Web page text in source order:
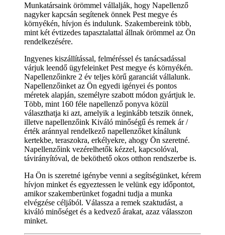
Munkatársaink örömmel vállalják, hogy Napellenző
nagyker kapcsán segítenek önnek Pest megye és
környékén, hívjon és indulunk. Szakembereink több,
mint két évtizedes tapasztalattal állnak örömmel az Ön
rendelkezésére.
Ingyenes kiszállítással, felméréssel és tanácsadással
várjuk leendő ügyfeleinket Pest megye és környékén.
Napellenzőinkre 2 év teljes körű garanciát vállalunk.
Napellenzőinket az Ön egyedi igényei és pontos
méretek alapján, személyre szabott módon gyártjuk le.
Több, mint 160 féle napellenző ponyva közül
választhatja ki azt, amelyik a leginkább tetszik önnek,
illetve napellenzőink Kiváló minőségű és remek ár /
érték aránnyal rendelkező napellenzőket kínálunk
kertekbe, teraszokra, erkélyekre, ahogy Ön szeretné.
Napellenzőink vezérelhetők kézzel, kapcsolóval,
távirányítóval, de beköthető okos otthon rendszerbe is.
Ha Ön is szeretné igénybe venni a segítségünket, kérem
hívjon minket és egyeztessen le velünk egy időpontot,
amikor szakemberünket fogadni tudja a munka
elvégzése céljából. Válassza a remek szaktudást, a
kiváló minőséget és a kedvező árakat, azaz válasszon
minket.